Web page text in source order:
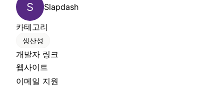
S
Slapdash
카테고리
생산성
개발자 링크
웹사이트
이메일 지원